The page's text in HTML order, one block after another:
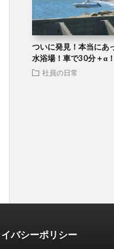
ついに発見！本当にあ
水浴場！車で30分＋α！
社員の日常
バシーポリシー